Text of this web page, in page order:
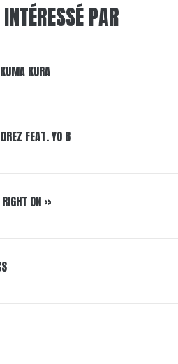
PAR
KURA
FEAT. YO B
ON »